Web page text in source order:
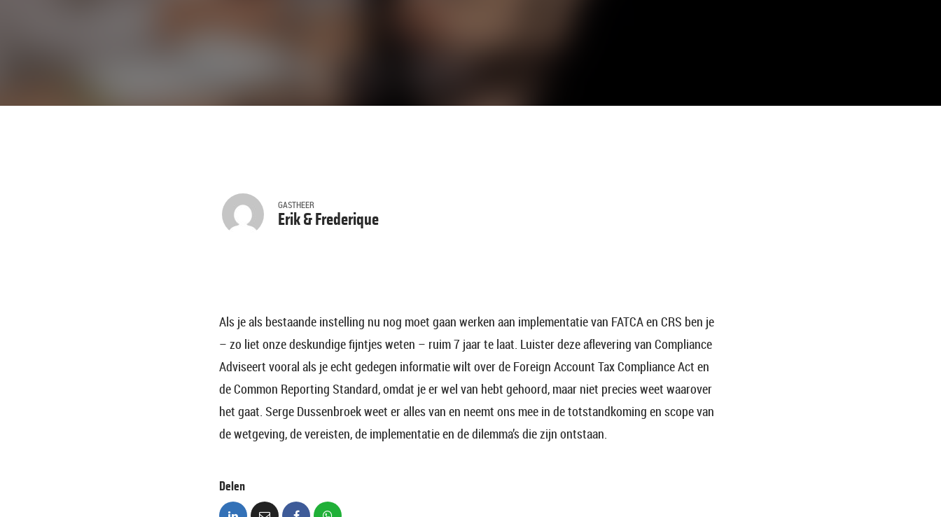
GASTHEER
Erik & Frederique
Als je als bestaande instelling nu nog moet gaan werken aan implementatie van FATCA en CRS ben je
– zo liet onze deskundige fijntjes weten – ruim 7 jaar te laat. Luister deze aflevering van Compliance
Adviseert vooral als je echt gedegen informatie wilt over de Foreign Account Tax Compliance Act en
de Common Reporting Standard, omdat je er wel van hebt gehoord, maar niet precies weet waarover
het gaat. Serge Dussenbroek weet er alles van en neemt ons mee in de totstandkoming en scope van
de wetgeving, de vereisten, de implementatie en de dilemma’s die zijn ontstaan.
Delen